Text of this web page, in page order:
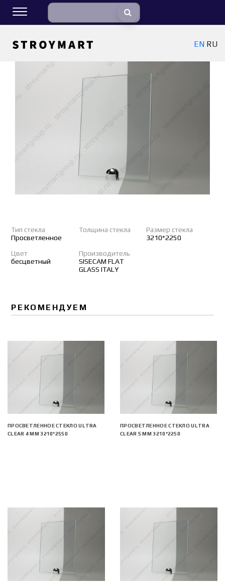
EN RU
Тип стекла
Просветленное
Толщина стекла
Размер стекла
3210*2250
Цвет
бесцветный
Производитель
SISECAM FLAT
GLASS ITALY
РЕКОМЕНДУЕМ
ПРОСВЕТЛЕННОЕ СТЕКЛО ULTRA
CLEAR 4 ММ 3210*2550
ПРОСВЕТЛЕННОЕ СТЕКЛО ULTRA
CLEAR 5 ММ 3210*2250